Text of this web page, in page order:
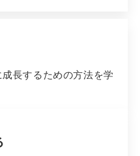
長するための方法を学